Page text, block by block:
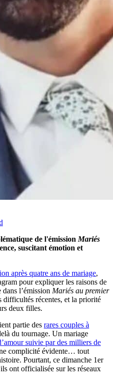
de l'émission Mariés
suscitant émotion et
après quatre ans de mariage,
pour expliquer les raisons de
l’émission Mariés au premier
difficultés récentes, et la priorité
deux filles.
partie des rares couples à
du tournage. Un mariage
suivie par des milliers de
complicité évidente… tout
Pourtant, ce dimanche 1er
ont officialisée sur les réseaux